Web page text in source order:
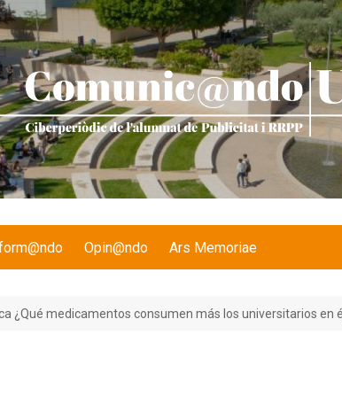
Opin@ndo Ars Memoriae
¿Qué medicamentos consumen más los universitarios en